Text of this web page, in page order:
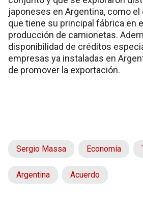
japoneses en Argentina, como el
que tiene su principal fábrica en
producción de camionetas.
disponibilidad de créditos
empresas ya instaladas en
de promover la exportación.
Sergio Massa Economía
Argentina Acuerdo